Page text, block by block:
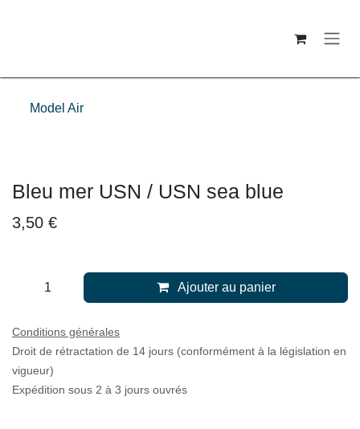
Model Air
Bleu mer USN / USN sea blue
3,50 €
Ajouter au panier
Conditions générales
Droit de rétractation de 14 jours (conformément à la législation en
vigueur)
Expédition sous 2 à 3 jours ouvrés